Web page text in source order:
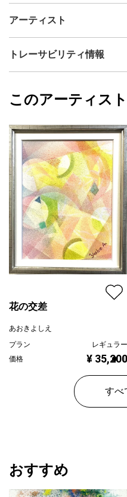
制作年
ミクストメ
カラー
オレンジ
ジャンル
動物・生き
配送目安
一週間以内
います。こちらは、作家の私
アーティスト
あおきよしえ
フォローする
トレーサビリティ情報
あおきよしえ
このアーティス
花の交差
あおきよしえ
プラン
レギュラー
価格
¥ 35,200
すべ
おすすめ